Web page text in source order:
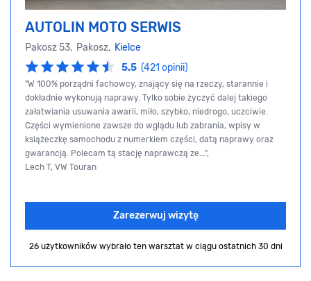
AUTOLIN MOTO SERWIS
Pakosz 53, Pakosz, Kielce
5.5 (421 opinii)
"W 100% porządni fachowcy, znający się na rzeczy, starannie i
dokładnie wykonują naprawy. Tylko sobie życzyć dalej takiego
załatwiania usuwania awarii, miło, szybko, niedrogo, uczciwie.
Części wymienione zawsze do wglądu lub zabrania, wpisy w
książeczkę samochodu z numerkiem części, datą naprawy oraz
gwarancją. Polecam tą stację naprawczą ze...",
Lech T, VW Touran
Zarezerwuj wizytę
26 użytkowników wybrało ten warsztat w ciągu ostatnich 30 dni